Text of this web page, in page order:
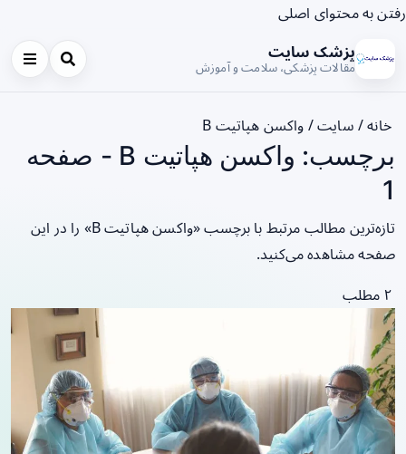
رفتن به محتوای اصلی
پزشک سایت
مقالات پزشکی، سلامت و آموزش
خانه/ سایت/ واکسن هپاتیت B
برچسب: واکسن هپاتیت B - صفحه
1
تازه‌ترین مطالب مرتبط با برچسب «واکسن هپاتیت B» را در این
صفحه مشاهده می‌کنید.
۲ مطلب